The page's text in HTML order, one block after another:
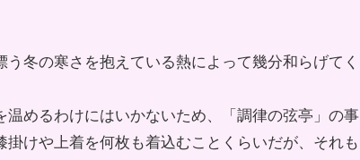
冬の寒さを抱えている熱によって幾分和らげてく
めるわけにはいかないため、「調律の弦亭」の事
けや上着を何枚も着込むことくらいだが、それも